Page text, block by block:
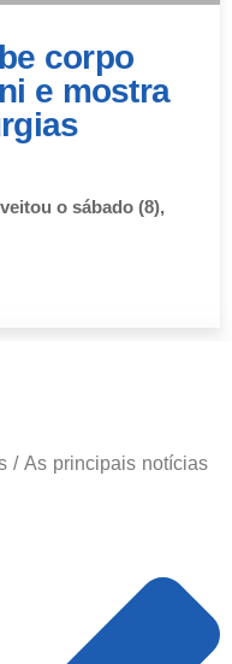
corpo
e mostra
o sábado (8),
/ As principais notícias